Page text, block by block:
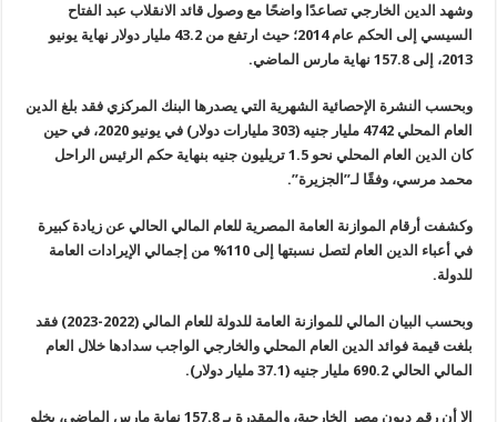
وشهد الدين الخارجي تصاعدًا واضحًا مع وصول قائد الانقلاب عبد الفتاح
السيسي إلى الحكم عام 2014؛ حيث ارتفع من 43.2 مليار دولار نهاية يونيو
2013، إلى 157.8 نهاية مارس الماضي.
وبحسب النشرة الإحصائية الشهرية التي يصدرها البنك المركزي فقد بلغ الدين
العام المحلي 4742 مليار جنيه (303 مليارات دولار) في يونيو 2020، في حين
كان الدين العام المحلي نحو 1.5 تريليون جنيه بنهاية حكم الرئيس الراحل
محمد مرسي، وفقًا لـ”الجزيرة”.
وكشفت أرقام الموازنة العامة المصرية للعام المالي الحالي عن زيادة كبيرة
في أعباء الدين العام لتصل نسبتها إلى 110% من إجمالي الإيرادات العامة
للدولة.
وبحسب البيان المالي للموازنة العامة للدولة للعام المالي (2022-2023) فقد
بلغت قيمة فوائد الدين العام المحلي والخارجي الواجب سدادها خلال العام
المالي الحالي 690.2 مليار جنيه (37.1 مليار دولار).
إلا أن رقم ديون مصر الخارجية، والمقدرة بـ 157.8 نهاية مارس الماضي، يخلو